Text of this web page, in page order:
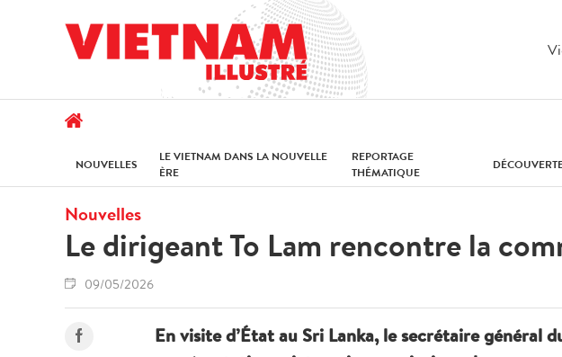
NOUVELLES
LE VIETNAM DANS LA NOUVELLE
ÈRE
REPORTAGE
THÉMATIQUE
Nouvelles
Le dirigeant To Lam rencontre la
09/05/2026
En visite d’État au Sri Lanka, le secrétaire général